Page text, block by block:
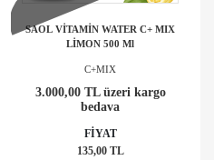
SAOL VİTAMİN WATER C+ MIX
LİMON 500 Ml
C+MIX
3.000,00 TL üzeri kargo
bedava
FİYAT
135,00 TL